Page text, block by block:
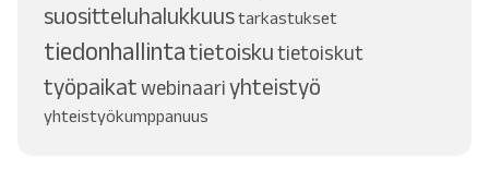
suositteluhalukkuustarkastukset
tiedonhallintatietoiskutietoiskut
työpaikatwebinaariyhteistyö
yhteistyökumppanuus